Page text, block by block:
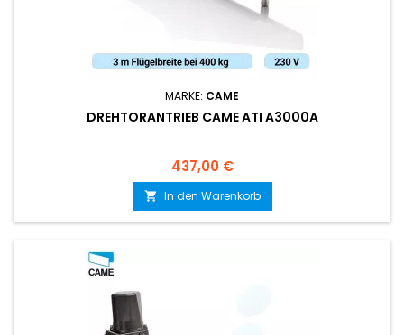
MARKE: CAME
DREHTORANTRIEB CAME ATI A3000A
Preis
437,00 €
 In den Warenkorb